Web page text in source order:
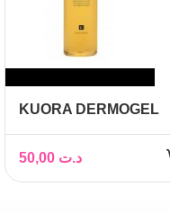
KUORA DERMOGEL
& 9 400ML
د.ت